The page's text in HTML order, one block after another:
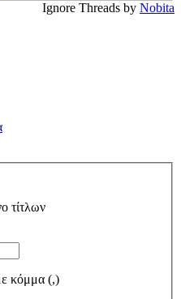
Ignore Threads by Nobita
τίτλων
κόμμα (,)